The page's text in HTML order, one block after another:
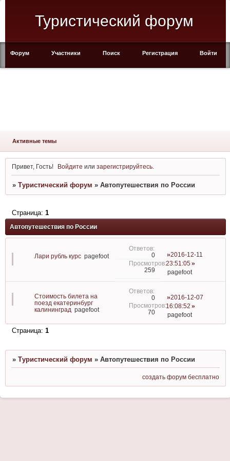
Туристический форум
Форум Участники Поиск Регистрация Войти
Активные темы
Привет, Гость! Войдите илизарегистрируйтесь
» Туристический форум » Автопутешествия по России
Автопутешествия по России
Страница: 1
Лари рубль курс pagefoot 0
259
2016-12-11
23:51:05
pagefoot
Стоимость билета на
поезд екатеринбург
калининград pagefoot
0
70
2016-12-07
16:08:52
pagefoot
Страница: 1
» Туристический форум » Автопутешествия по России
создать форум бесплатно